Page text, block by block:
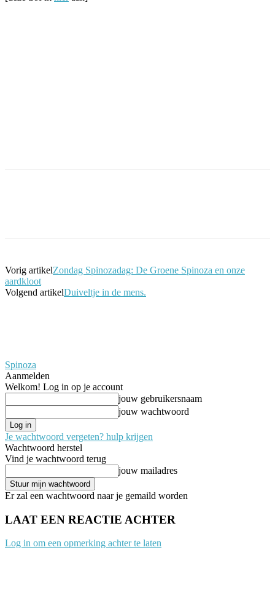
Vorig artikelZondag Spinozadag: De Groene Spinoza en onze
aardkloot
Volgend artikelDuiveltje in de mens.
Spinoza
Aanmelden
Welkom! Log in op je account
jouw gebruikersnaam
jouw wachtwoord
Je wachtwoord vergeten? hulp krijgen
Wachtwoord herstel
Vind je wachtwoord terug
jouw mailadres
Er zal een wachtwoord naar je gemaild worden
LAAT EEN REACTIE ACHTER
Log in om een opmerking achter te laten